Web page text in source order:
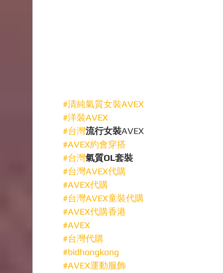
#清純氣質女裝AVEX
#洋裝AVEX
#台灣流行女裝AVEX
#AVEX約會穿搭
#台灣氣質OL套裝
#台灣AVEX代購
#AVEX代購
#台灣AVEX童裝代購
#AVEX代購香港
#AVEX
#台灣代購
#bidhongkong
#AVEX運動服飾